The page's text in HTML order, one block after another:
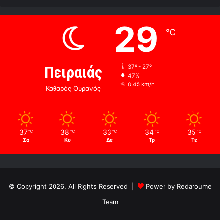
Πειραιάς
Καθαρός Ουρανός
29 ℃
37º - 27º
47%
0.45 km/h
37 ℃
Σα
38 ℃
Κυ
33 ℃
Δε
34 ℃
Τρ
35 ℃
Τε
© Copyright 2026, All Rights Reserved |
Power by Redaroume
Team